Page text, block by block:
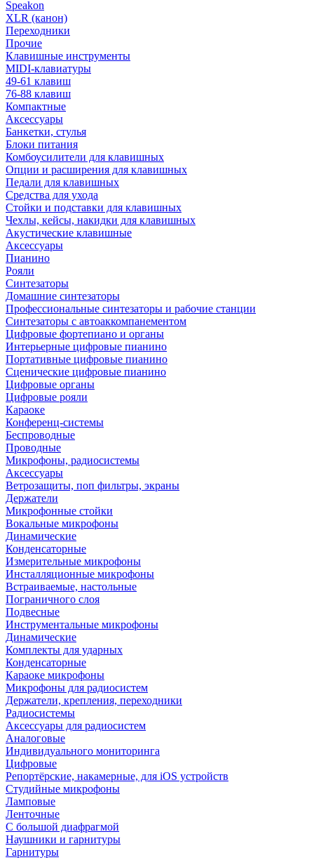
Speakon
XLR (канон)
Переходники
Прочие
Клавишные инструменты
MIDI-клавиатуры
49-61 клавиш
76-88 клавиш
Компактные
Аксессуары
Банкетки, стулья
Блоки питания
Комбоусилители для клавишных
Опции и расширения для клавишных
Педали для клавишных
Средства для ухода
Стойки и подставки для клавишных
Чехлы, кейсы, накидки для клавишных
Акустические клавишные
Аксессуары
Пианино
Рояли
Синтезаторы
Домашние синтезаторы
Профессиональные синтезаторы и рабочие станции
Синтезаторы с автоаккомпанементом
Цифровые фортепиано и органы
Интерьерные цифровые пианино
Портативные цифровые пианино
Сценические цифровые пианино
Цифровые органы
Цифровые рояли
Караоке
Конференц-системы
Беспроводные
Проводные
Микрофоны, радиосистемы
Аксессуары
Ветрозащиты, поп фильтры, экраны
Держатели
Микрофонные стойки
Вокальные микрофоны
Динамические
Конденсаторные
Измерительные микрофоны
Инсталляционные микрофоны
Встраиваемые, настольные
Пограничного слоя
Подвесные
Инструментальные микрофоны
Динамические
Комплекты для ударных
Конденсаторные
Караоке микрофоны
Микрофоны для радиосистем
Держатели, крепления, переходники
Радиосистемы
Аксессуары для радиосистем
Аналоговые
Индивидуального мониторинга
Цифровые
Репортёрские, накамерные, для iOS устройств
Студийные микрофоны
Ламповые
Ленточные
С большой диафрагмой
Наушники и гарнитуры
Гарнитуры